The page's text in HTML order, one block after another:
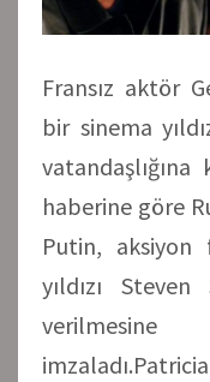
Fransız aktör
bir sinema
haberine göre
Putin,
yıldızı